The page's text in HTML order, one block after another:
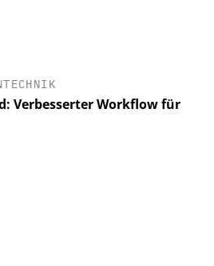
Verbesserter Workflow für